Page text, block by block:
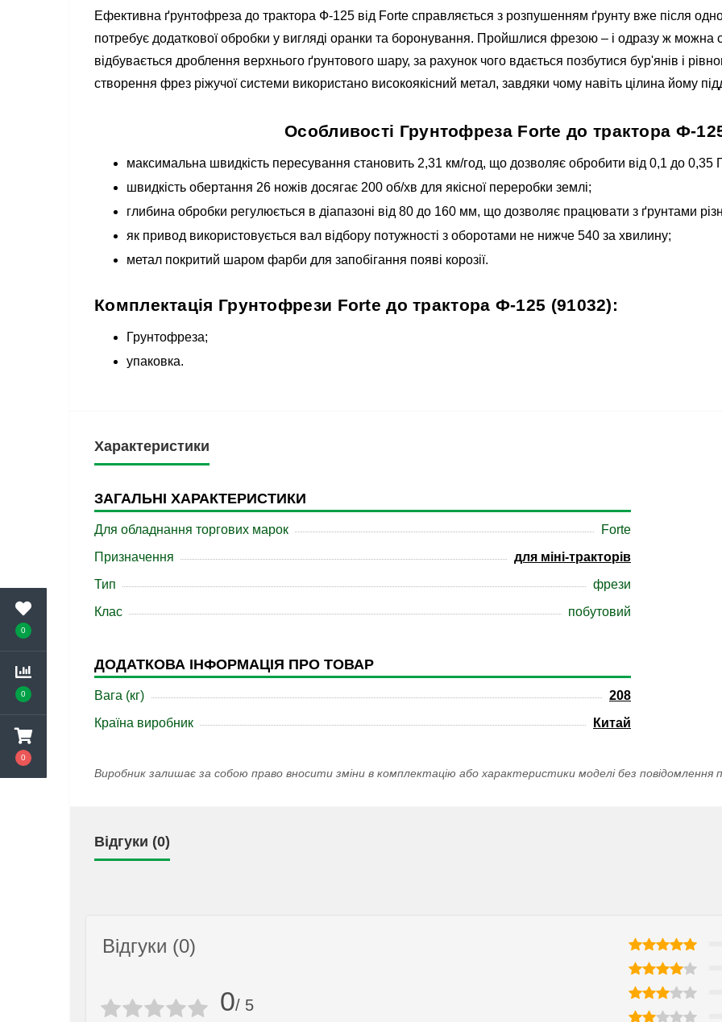
0
0
0
Ефективна ґрунтофреза до трактора Ф-125 від Forte справляється з розпушенням ґрунту вже після
потребує додаткової обробки у вигляді оранки та боронування. Пройшлися фрезою – і одразу ж можна
відбувається дроблення верхнього ґрунтового шару, за рахунок чого вдається позбутися бур'янів і
створення фрез ріжучої системи використано високоякісний метал, завдяки чому навіть цілина йому
Особливості Грунтофреза Forte до трактора Ф-
максимальна швидкість пересування становить 2,31 км/год, що дозволяє обробити від 0,1 до 0,35
швидкість обертання 26 ножів досягає 200 об/хв для якісної переробки землі;
глибина обробки регулюється в діапазоні від 80 до 160 мм, що дозволяє працювати з ґрунтами
як привод використовується вал відбору потужності з оборотами не нижче 540 за хвилину;
метал покритий шаром фарби для запобігання появі корозії.
Комплектація Грунтофрези Forte до трактора Ф-125 (91032):
Грунтофреза;
упаковка.
Характеристики
ЗАГАЛЬНІ ХАРАКТЕРИСТИКИ
Для обладнання торгових марок
Forte
Призначення
для міні-тракторів
Тип
фрези
Клас
побутовий
ДОДАТКОВА ІНФОРМАЦІЯ ПРО ТОВАР
Вага (кг)
208
Країна виробник
Китай
Виробник залишає за собою право вносити зміни в комплектацію або характеристики моделі без повідомлення
Відгуки (0)
Відгуки (0)
0/ 5